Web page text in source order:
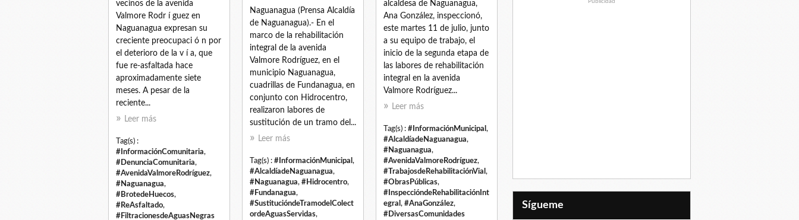
vecinos de la avenida
Valmore Rodr í guez en
Naguanagua expresan su
creciente preocupaci ó n por
el deterioro de la v í a, que
fue re-asfaltada hace
aproximadamente siete
meses. A pesar de la
reciente...
Leer más
Tag(s) :
#InformaciónComunitaria,
#DenunciaComunitaria,
#AvenidaValmoreRodríguez,
#Naguanagua,
#BrotedeHuecos,
#ReAsfaltado,
#FiltracionesdeAguasNegras
Naguanagua (Prensa Alcaldía
de Naguanagua).- En el
marco de la rehabilitación
integral de la avenida
Valmore Rodríguez, en el
municipio Naguanagua,
cuadrillas de Fundanagua, en
conjunto con Hidrocentro,
realizaron labores de
sustitución de un tramo del...
Leer más
Tag(s) : #InformaciónMunicipal ,
#AlcaldíadeNaguanagua,
#Naguanagua, #Hidrocentro,
#Fundanagua,
#SustitucióndeTramodelColect
ordeAguasServidas,
alcaldesa de Naguanagua,
Ana González, inspeccionó,
este martes 11 de julio, junto
a su equipo de trabajo, el
inicio de la segunda etapa de
las labores de rehabilitación
integral en la avenida
Valmore Rodríguez...
Leer más
Tag(s) : #InformaciónMunicipal ,
#AlcaldíadeNaguanagua,
#Naguanagua,
#AvenidaValmoreRodríguez,
#TrabajosdeRehabilitaciónVial ,
#ObrasPúblicas,
#InspeccióndeRehabilitaciónInt
egral , #AnaGonzález,
#DiversasComunidades
Sígueme